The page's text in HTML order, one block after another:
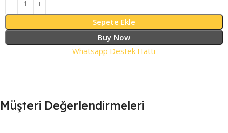
Sepete Ekle
Buy Now
Whatsapp Destek Hattı
Müşteri Değerlendirmeleri